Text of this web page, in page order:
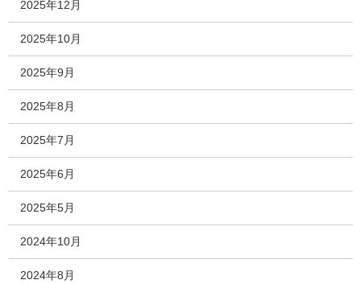
2025年12月
2025年10月
2025年9月
2025年8月
2025年7月
2025年6月
2025年5月
2024年10月
2024年8月